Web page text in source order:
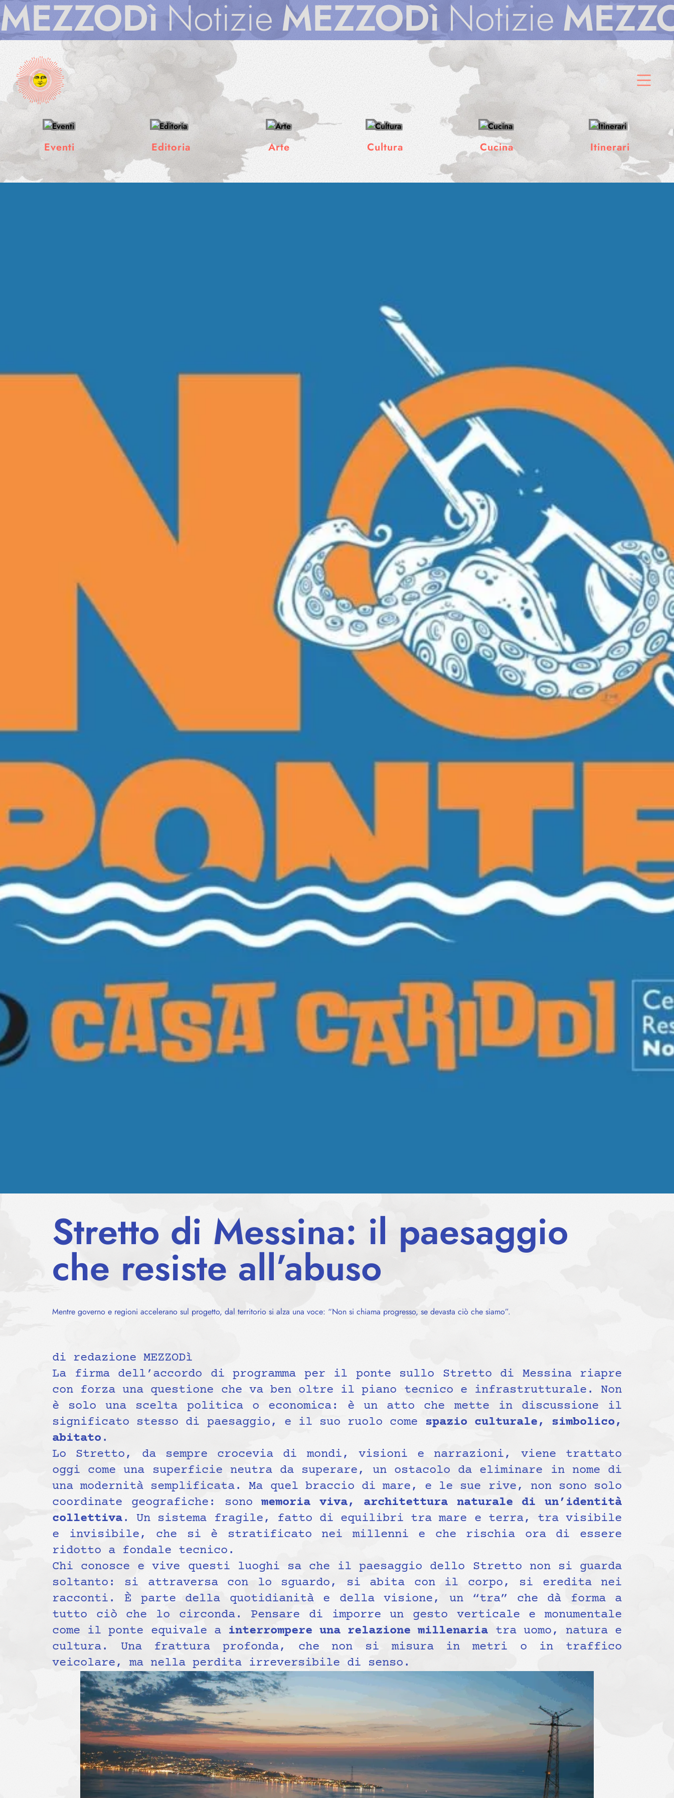
NotizieMEZZODìNotizieMEZZODì
Gallerie
Chi siamo
Eventi Editoria Arte Cultura Cucina Itinerari
Stretto di Messina: il paesaggio
che resiste all’abuso
Mentre governo e regioni accelerano sul progetto, dal territorio si alza una voce: “Non si chiama progresso, se devasta ciò che siamo”.
di redazione MEZZODì
La firma dell’accordo di programma per il ponte sullo Stretto di Messina riapre
con forza una questione che va ben oltre il piano tecnico e infrastrutturale. Non
è solo una scelta politica o economica: è un atto che mette in discussione il
significato stesso di paesaggio, e il suo ruolo come spazio culturale, simbolico,
abitato .
Lo Stretto, da sempre crocevia di mondi, visioni e narrazioni, viene trattato
oggi come una superficie neutra da superare, un ostacolo da eliminare in nome di
una modernità semplificata. Ma quel braccio di mare, e le sue rive, non sono solo
coordinate geografiche: sonomemoria viva, architettura naturale di un’identità
collettiva. Un sistema fragile, fatto di equilibri tra mare e terra, tra visibile
e invisibile, che si è stratificato nei millenni e che rischia ora di essere
ridotto a fondale tecnico.
Chi conosce e vive questi luoghi sa che il paesaggio dello Stretto non si guarda
soltanto: si attraversa con lo sguardo, si abita con il corpo, si eredita nei
racconti. È parte della quotidianità e della visione, un “tra” che dà forma a
tutto ciò che lo circonda. Pensare di imporre un gesto verticale e monumentale
come il ponte equivale a interrompere una relazione millenaria tra uomo, natura e
cultura. Una frattura profonda, che non si misura in metri o in traffico
veicolare, ma nella perdita irreversibile di senso.